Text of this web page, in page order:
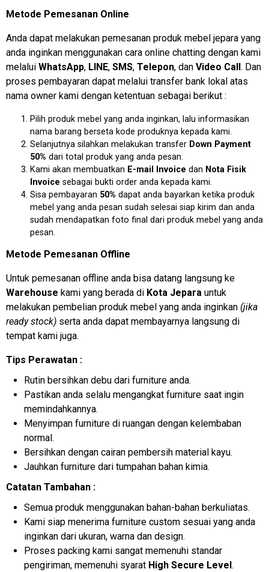
Metode Pemesanan Online
Anda dapat melakukan pemesanan produk mebel jepara yang
anda inginkan menggunakan cara online chatting dengan kami
melalui WhatsApp, LINE, SMS, Telepon, dan Video Call. Dan
proses pembayaran dapat melalui transfer bank lokal atas
nama owner kami dengan ketentuan sebagai berikut :
Pilih produk mebel yang anda inginkan, lalu informasikan
nama barang berseta kode produknya kepada kami.
Selanjutnya silahkan melakukan transfer Down Payment
50% dari total produk yang anda pesan.
Kami akan membuatkan E-mail Invoice dan Nota Fisik
Invoice sebagai bukti order anda kepada kami.
Sisa pembayaran 50% dapat anda bayarkan ketika produk
mebel yang anda pesan sudah selesai siap kirim dan anda
sudah mendapatkan foto final dari produk mebel yang anda
pesan.
Metode Pemesanan Offline
Untuk pemesanan offline anda bisa datang langsung ke
Warehouse kami yang berada di Kota Jepara untuk
melakukan pembelian produk mebel yang anda inginkan (jika
ready stock) serta anda dapat membayarnya langsung di
tempat kami juga.
Tips Perawatan :
Rutin bersihkan debu dari furniture anda.
Pastikan anda selalu mengangkat furniture saat ingin
memindahkannya.
Menyimpan furniture di ruangan dengan kelembaban
normal.
Bersihkan dengan cairan pembersih material kayu.
Jauhkan furniture dari tumpahan bahan kimia.
Catatan Tambahan :
Semua produk menggunakan bahan-bahan berkuliatas.
Kami siap menerima furniture custom sesuai yang anda
inginkan dari ukuran, warna dan design.
Proses packing kami sangat memenuhi standar
pengiriman, memenuhi syarat High Secure Level.